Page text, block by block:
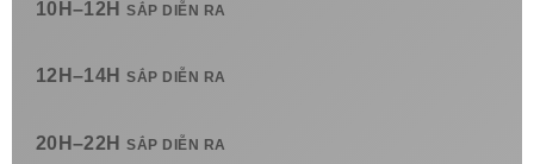
10H–12H SẮP DIỄN RA
12H–14H SẮP DIỄN RA
20H–22H SẮP DIỄN RA